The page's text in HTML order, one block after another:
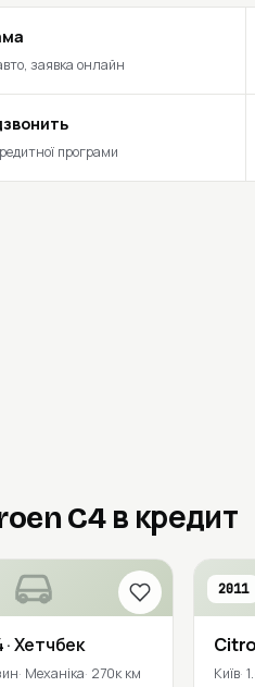
заявка онлайн
програми
C4 в кредит
· Хетчбек
Механіка 270к км
2011
Київ